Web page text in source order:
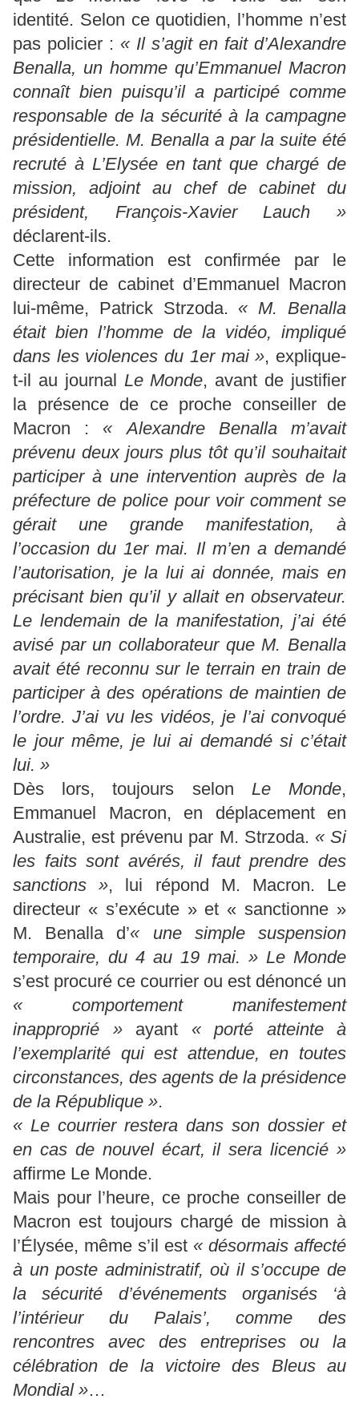
identité. Selon ce quotidien, l’homme n’est
pas policier : « Il s’agit en fait d’Alexandre
Benalla, un homme qu’Emmanuel Macron
connaît bien puisqu’il a participé comme
responsable de la sécurité à la campagne
présidentielle. M. Benalla a par la suite été
recruté à L’Elysée en tant que chargé de
mission, adjoint au chef de cabinet du
président, François-Xavier Lauch »
déclarent-ils.
Cette information est confirmée par le
directeur de cabinet d’Emmanuel Macron
lui-même, Patrick Strzoda. « M. Benalla
était bien l’homme de la vidéo, impliqué
dans les violences du 1er mai », explique-
t-il au journal Le Monde, avant de justifier
la présence de ce proche conseiller de
Macron : « Alexandre Benalla m’avait
prévenu deux jours plus tôt qu’il souhaitait
participer à une intervention auprès de la
préfecture de police pour voir comment se
gérait une grande manifestation, à
l’occasion du 1er mai. Il m’en a demandé
l’autorisation, je la lui ai donnée, mais en
précisant bien qu’il y allait en observateur.
Le lendemain de la manifestation, j’ai été
avisé par un collaborateur que M. Benalla
avait été reconnu sur le terrain en train de
participer à des opérations de maintien de
l’ordre. J’ai vu les vidéos, je l’ai convoqué
le jour même, je lui ai demandé si c’était
lui. »
Dès lors, toujours selon Le Monde,
Emmanuel Macron, en déplacement en
Australie, est prévenu par M. Strzoda. « Si
les faits sont avérés, il faut prendre des
sanctions », lui répond M. Macron. Le
directeur « s’exécute » et « sanctionne »
M. Benalla d’« une simple suspension
temporaire, du 4 au 19 mai. » Le Monde
s’est procuré ce courrier ou est dénoncé un
« comportement manifestement
inapproprié »ayant « porté atteinte à
l’exemplarité qui est attendue, en toutes
circonstances, des agents de la présidence
de la République ».
« Le courrier restera dans son dossier et
en cas de nouvel écart, il sera licencié »
affirme Le Monde.
Mais pour l’heure, ce proche conseiller de
Macron est toujours chargé de mission à
l’Élysée, même s’il est « désormais affecté
à un poste administratif, où il s’occupe de
la sécurité d’événements organisés ‘à
l’intérieur du Palais’, comme des
rencontres avec des entreprises ou la
célébration de la victoire des Bleus au
Mondial »…